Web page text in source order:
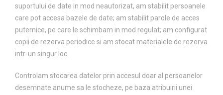
suportului de date in mod neautorizat, am stabilit persoanele
care pot accesa bazele de date; am stabilit parole de acces
puternice, pe care le schimbam in mod regulat; am configurat
copii de rezerva periodice si am stocat materialele de rezerva
intr-un singur loc.
Controlam stocarea datelor prin accesul doar al persoanelor
desemnate anume sa le stocheze, pe baza atribuirii unei